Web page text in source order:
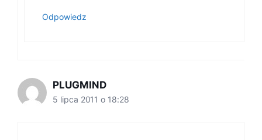
Odpowiedz
PLUGMIND
5 lipca 2011 o 18:28